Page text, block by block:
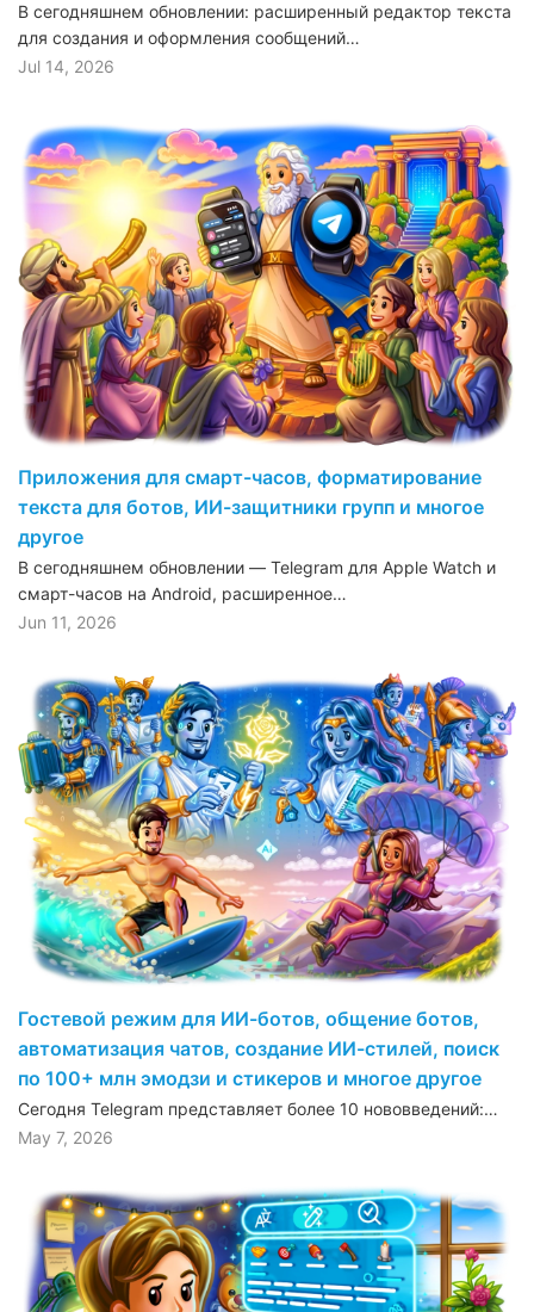
В сегодняшнем обновлении: расширенный редактор текста
для создания и оформления сообщений…
Jul 14, 2026
Приложения для смарт-часов, форматирование
текста для ботов, ИИ-защитники групп и многое
другое
В сегодняшнем обновлении — Telegram для Apple Watch и
смарт-часов на Android, расширенное…
Jun 11, 2026
Гостевой режим для ИИ-ботов, общение ботов,
автоматизация чатов, создание ИИ-стилей, поиск
по 100+ млн эмодзи и стикеров и многое другое
Сегодня Telegram представляет более 10 нововведений:…
May 7, 2026